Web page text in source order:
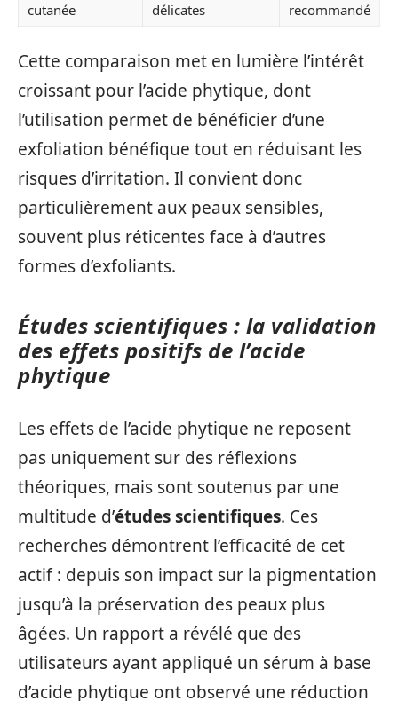
cutanée
délicates
recommandé
Cette comparaison met en lumière l’intérêt
croissant pour l’acide phytique, dont
l’utilisation permet de bénéficier d’une
exfoliation bénéfique tout en réduisant les
risques d’irritation. Il convient donc
particulièrement aux peaux sensibles,
souvent plus réticentes face à d’autres
formes d’exfoliants.
Études scientifiques : la validation
des effets positifs de l’acide
phytique
Les effets de l’acide phytique ne reposent
pas uniquement sur des réflexions
théoriques, mais sont soutenus par une
multitude d’études scientifiques. Ces
recherches démontrent l’efficacité de cet
actif : depuis son impact sur la pigmentation
jusqu’à la préservation des peaux plus
âgées. Un rapport a révélé que des
utilisateurs ayant appliqué un sérum à base
d’acide phytique ont observé une réduction